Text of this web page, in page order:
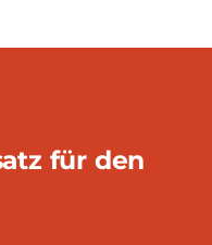
für den